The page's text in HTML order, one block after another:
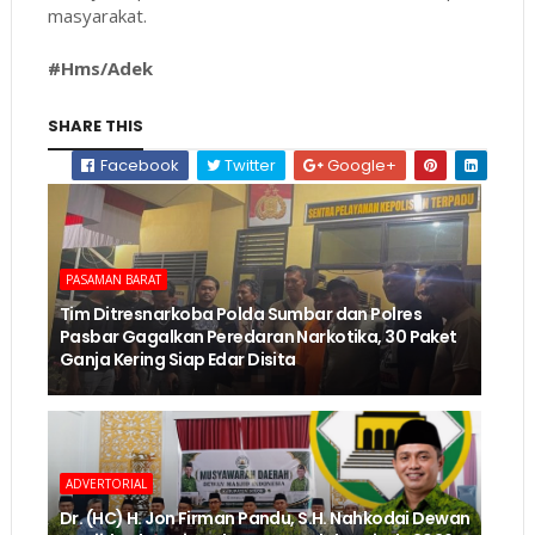
masyarakat.
#Hms/Adek
SHARE THIS
Facebook
Twitter Google+
PASAMAN BARAT
Tim Ditresnarkoba Polda Sumbar dan Polres
Pasbar Gagalkan Peredaran Narkotika, 30 Paket
Ganja Kering Siap Edar Disita
ADVERTORIAL
Dr. (HC) H. Jon Firman Pandu, S.H. Nahkodai Dewan